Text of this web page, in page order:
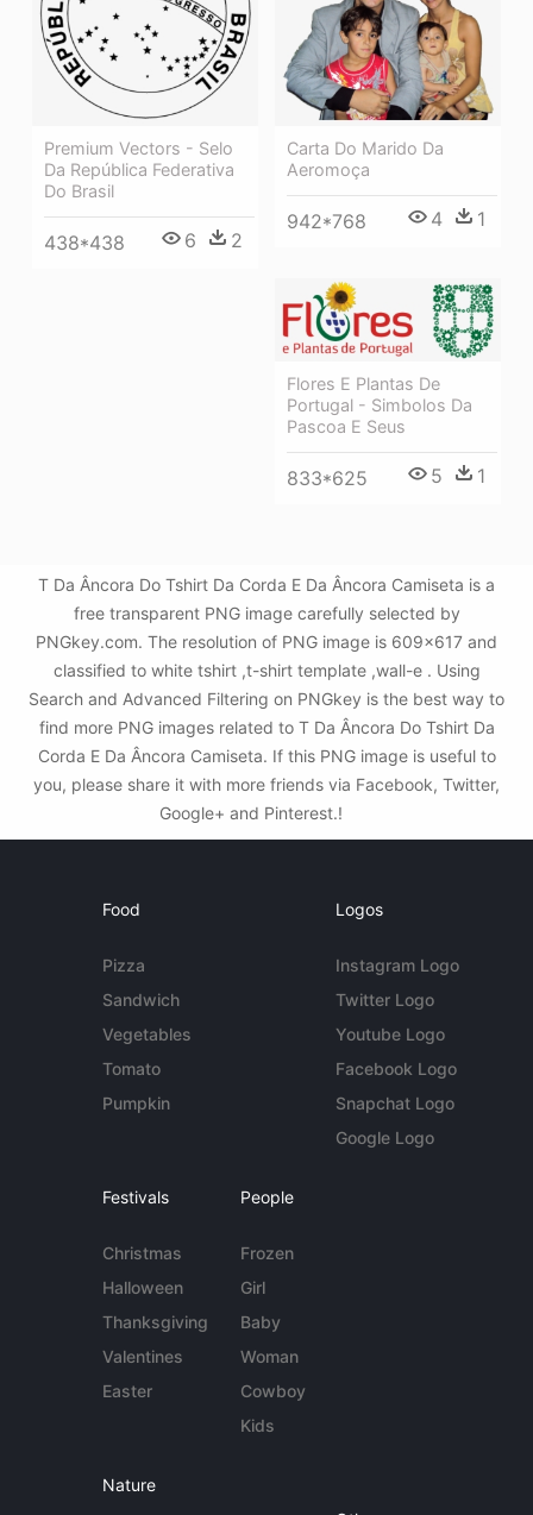
Premium Vectors - Selo
Da República Federativa
Do Brasil
438*438 6 2
Carta Do Marido Da
Aeromoça
942*768 4 1
Flores E Plantas De
Portugal - Simbolos Da
Pascoa E Seus
833*625 5 1
T Da Âncora Do Tshirt Da Corda E Da Âncora Camiseta is a
free transparent PNG image carefully selected by
PNGkey.com. The resolution of PNG image is 609x617 and
classified to white tshirt ,t-shirt template ,wall-e . Using
Search and Advanced Filtering on PNGkey is the best way to
find more PNG images related to T Da Âncora Do Tshirt Da
Corda E Da Âncora Camiseta. If this PNG image is useful to
you, please share it with more friends via Facebook, Twitter,
Google+ and Pinterest.!
Food
Pizza
Sandwich
Vegetables
Tomato
Pumpkin
Logos
Instagram Logo
Twitter Logo
Youtube Logo
Facebook Logo
Snapchat Logo
Google Logo
Festivals
Christmas
Halloween
Thanksgiving
Valentines
Easter
People
Frozen
Girl
Baby
Woman
Cowboy
Kids
Nature